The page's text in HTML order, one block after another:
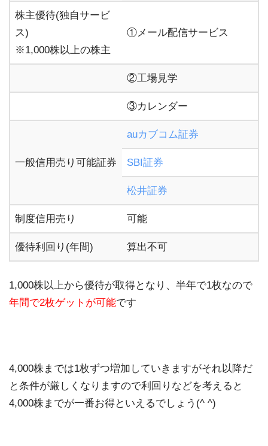
株主優待(独自サービ
ス)
※1,000株以上の株主
①メール配信サービス
②工場見学
③カレンダー
一般信用売り可能証券
auカブコム証券
SBI証券
松井証券
制度信用売り 可能
優待利回り(年間) 算出不可
1,000株以上から優待が取得となり、半年で1枚なので
年間で2枚ゲットが可能です
4,000株までは1枚ずつ増加していきますがそれ以降だ
と条件が厳しくなりますので利回りなどを考えると
4,000株までが一番お得といえるでしょう(^ ^)